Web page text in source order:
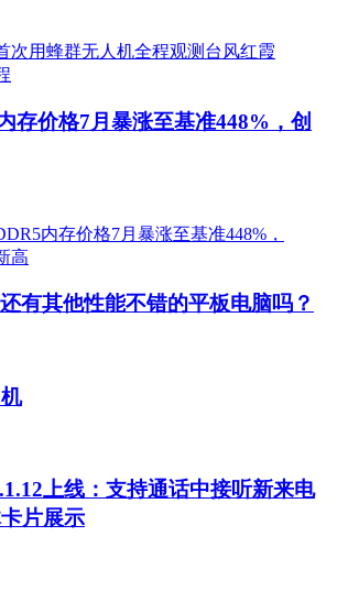
存价格7月暴涨至基准448%，创
有其他性能不错的平板电脑吗？
上线：支持通话中接听新来电
片展示